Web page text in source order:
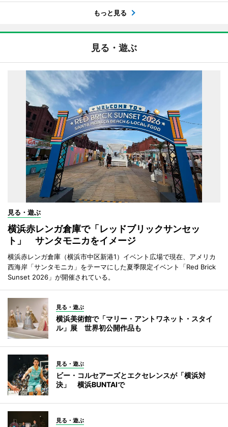
もっと見る
見る・遊ぶ
見る・遊ぶ
横浜赤レンガ倉庫で「レッドブリックサンセッ
ト」 サンタモニカをイメージ
横浜赤レンガ倉庫（横浜市中区新港1）イベント広場で現在、アメリカ
西海岸「サンタモニカ」をテーマにした夏季限定イベント「Red Brick
Sunset 2026」が開催されている。
見る・遊ぶ
横浜美術館で「マリー・アントワネット・スタイ
ル」展 世界初公開作品も
見る・遊ぶ
ビー・コルセアーズとエクセレンスが「横浜対
決」 横浜BUNTAIで
見る・遊ぶ